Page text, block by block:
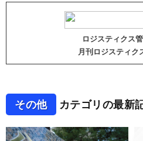
ロジスティクス
月刊ロジスティク
その他 カテゴリの最新